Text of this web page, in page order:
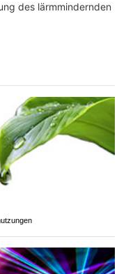
des lärmmindernden